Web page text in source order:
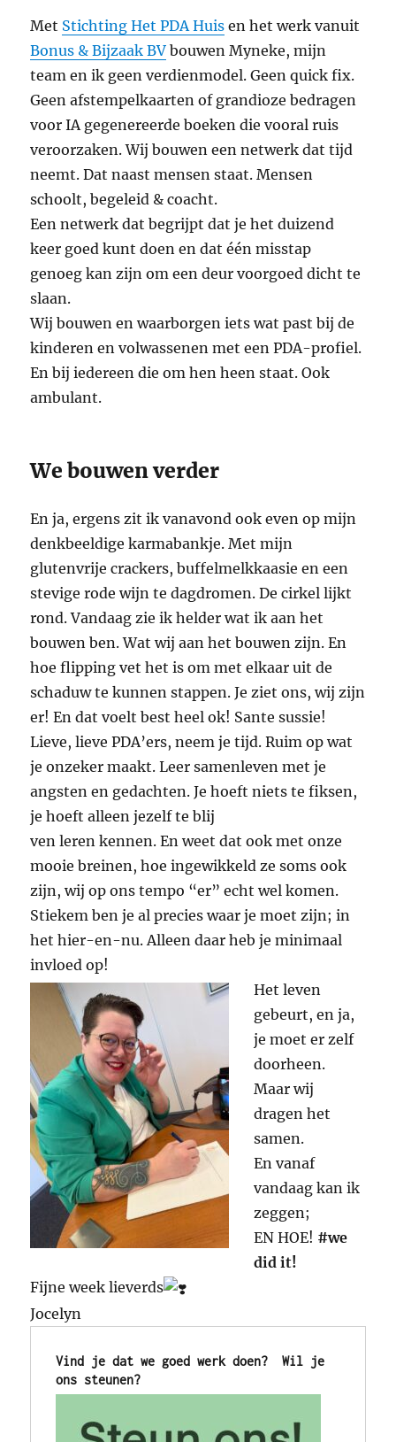
Met Stichting Het PDA Huis en het werk vanuit
Bonus & Bijzaak BV bouwen Myneke, mijn
team en ik geen verdienmodel. Geen quick fix.
Geen afstempelkaarten of grandioze bedragen
voor IA gegenereerde boeken die vooral ruis
veroorzaken. Wij bouwen een netwerk dat tijd
neemt. Dat naast mensen staat. Mensen
schoolt, begeleid & coacht.
Een netwerk dat begrijpt dat je het duizend
keer goed kunt doen en dat één misstap
genoeg kan zijn om een deur voorgoed dicht te
slaan.
Wij bouwen en waarborgen iets wat past bij de
kinderen en volwassenen met een PDA-profiel.
En bij iedereen die om hen heen staat. Ook
ambulant.
We bouwen verder
En ja, ergens zit ik vanavond ook even op mijn
denkbeeldige karmabankje. Met mijn
glutenvrije crackers, buffelmelkkaasie en een
stevige rode wijn te dagdromen. De cirkel lijkt
rond. Vandaag zie ik helder wat ik aan het
bouwen ben. Wat wij aan het bouwen zijn. En
hoe flipping vet het is om met elkaar uit de
schaduw te kunnen stappen. Je ziet ons, wij zijn
er! En dat voelt best heel ok! Sante sussie!
Lieve, lieve PDA’ers, neem je tijd. Ruim op wat
je onzeker maakt. Leer samenleven met je
angsten en gedachten. Je hoeft niets te fiksen,
je hoeft alleen jezelf te blij
ven leren kennen. En weet dat ook met onze
mooie breinen, hoe ingewikkeld ze soms ook
zijn, wij op ons tempo “er” echt wel komen.
Stiekem ben je al precies waar je moet zijn; in
het hier-en-nu. Alleen daar heb je minimaal
invloed op!
Het leven
gebeurt, en ja,
je moet er zelf
doorheen.
Maar wij
dragen het
samen.
En vanaf
vandaag kan ik
zeggen;
EN HOE! #we
did it!
Fijne week lieverds
Jocelyn
Vind je dat we goed werk doen?  Wil je
ons steunen?